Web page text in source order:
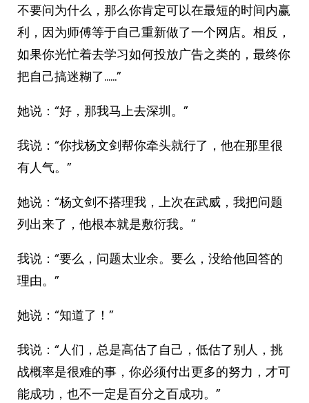
不要问为什么，那么你肯定可以在最短的时间内赢
利，因为师傅等于自己重新做了一个网店。相反，
如果你光忙着去学习如何投放广告之类的，最终你
把自己搞迷糊了……”
她说：“好，那我马上去深圳。”
我说：“你找杨文剑帮你牵头就行了，他在那里很
有人气。”
她说：“杨文剑不搭理我，上次在武威，我把问题
列出来了，他根本就是敷衍我。”
我说：“要么，问题太业余。要么，没给他回答的
理由。”
她说：“知道了！”
我说：“人们，总是高估了自己，低估了别人，挑
战概率是很难的事，你必须付出更多的努力，才可
能成功，也不一定是百分之百成功。”